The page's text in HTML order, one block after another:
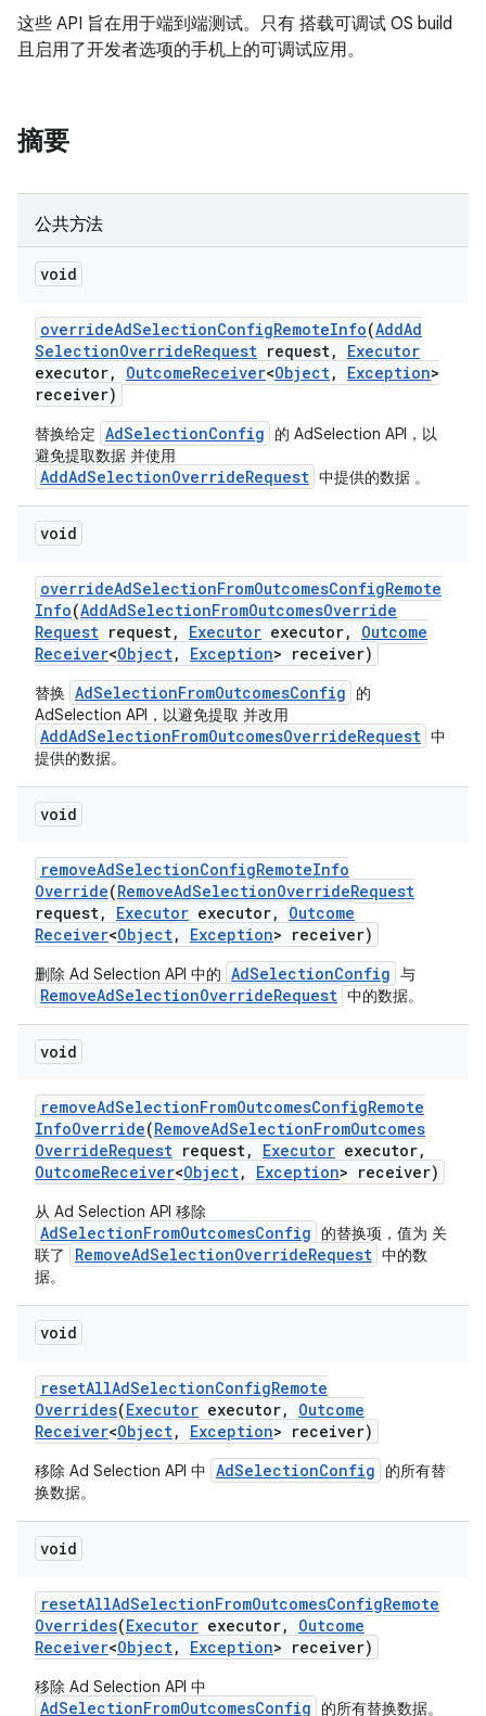
这些 API 旨在用于端到端测试。只有 搭载可调试 OS build
且启用了开发者选项的手机上的可调试应用。
摘要
公共方法
void
overrideAdSelectionConfigRemoteInfo(AddAd
SelectionOverrideRequest request,
Executor
executor, OutcomeReceiver<Object, Exception>
receiver)
替换给定 AdSelectionConfig
的 AdSelection API，以
避免提取数据 并使用
AddAdSelectionOverrideRequest 中提供的数据 。
void
overrideAdSelectionFromOutcomesConfigRemote
Info(AddAdSelectionFromOutcomesOverride
Request request, Executor executor,
Outcome
Receiver<Object, Exception> receiver)
替换 AdSelectionFromOutcomesConfig
的
AdSelection API，以避免提取 并改用
AddAdSelectionFromOutcomesOverrideRequest 中
提供的数据。
void
removeAdSelectionConfigRemoteInfo
Override(RemoveAdSelectionOverrideRequest
request, Executor executor,
Outcome
Receiver<Object, Exception> receiver)
删除 Ad Selection API 中的 AdSelectionConfig 与
RemoveAdSelectionOverrideRequest 中的数据。
void
removeAdSelectionFromOutcomesConfigRemote
InfoOverride(RemoveAdSelectionFromOutcomes
OverrideRequest request, Executor executor,
OutcomeReceiver<Object, Exception> receiver)
从 Ad Selection API 移除
AdSelectionFromOutcomesConfig
的替换项，值为 关
联了
RemoveAdSelectionOverrideRequest 中的数
据。
void
resetAllAdSelectionConfigRemote
Overrides(Executor executor,
Outcome
Receiver<Object, Exception> receiver)
移除 Ad Selection API 中 AdSelectionConfig
的所有替
换数据。
void
resetAllAdSelectionFromOutcomesConfigRemote
Overrides(Executor executor,
Outcome
Receiver<Object, Exception> receiver)
移除 Ad Selection API 中
AdSelectionFromOutcomesConfig 的所有替换数据。